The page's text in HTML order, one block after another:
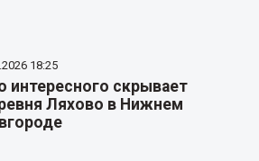
18:25
интересного скрывает
Ляхово в Нижнем